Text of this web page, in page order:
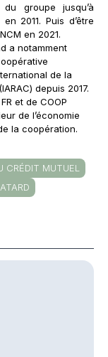
groupe jusqu’à
2011. Puis d’être
en 2021.
a notamment
de la
depuis 2017.
et de COOP
de l’économie
la coopération.
CRÉDIT MUTUEL